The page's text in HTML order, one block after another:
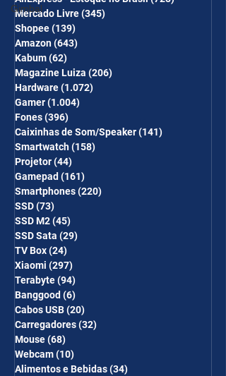
GimbalCOMBO
Mercado Livre(345)
Shopee(139)
Amazon(643)
Kabum(62)
Magazine Luiza (206)
Hardware(1.072)
Gamer(1.004)
Fones(396)
Caixinhas de Som/Speaker(141)
Smartwatch(158)
Projetor(44)
Gamepad (161)
Smartphones(220)
SSD(73)
SSD M2(45)
SSD Sata (29)
TV Box(24)
Xiaomi (297)
Terabyte(94)
Banggood (6)
Cabos USB(20)
Carregadores(32)
Mouse(68)
Webcam(10)
Alimentos e Bebidas(34)